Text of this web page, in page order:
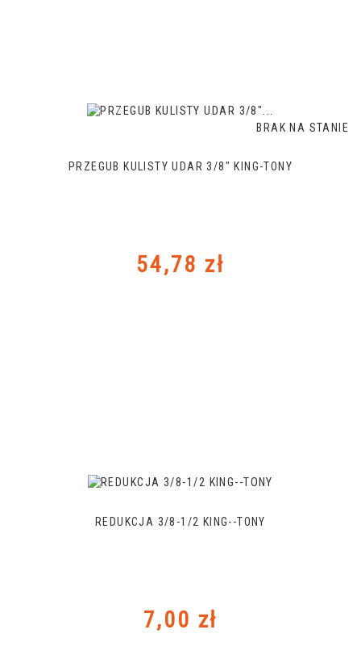
BRAK NA STANIE
PRZEGUB KULISTY UDAR 3/8" KING-TONY
Cena
54,78 zł
REDUKCJA 3/8-1/2 KING--TONY
Cena
7,00 zł